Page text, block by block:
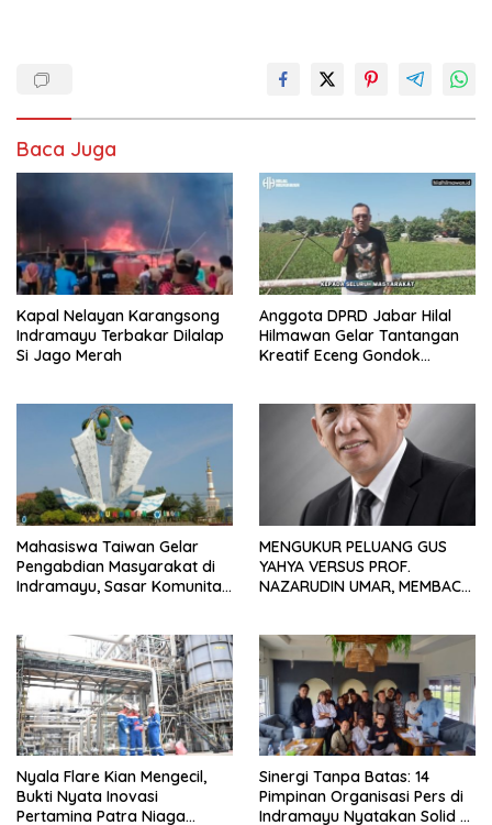
Baca Juga
Kapal Nelayan Karangsong
Indramayu Terbakar Dilalap
Si Jago Merah
Anggota DPRD Jabar Hilal
Hilmawan Gelar Tantangan
Kreatif Eceng Gondok
Mahasiswa Taiwan Gelar
Pengabdian Masyarakat di
Indramayu, Sasar Komunitas
MENGUKUR PELUANG GUS
YAHYA VERSUS PROF.
NAZARUDIN UMAR, MEMBACA
Nyala Flare Kian Mengecil,
Bukti Nyata Inovasi
Pertamina Patra Niaga
Sinergi Tanpa Batas: 14
Pimpinan Organisasi Pers di
Indramayu Nyatakan Solid di